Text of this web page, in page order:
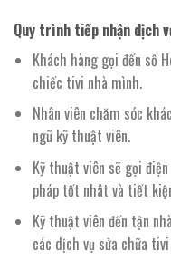
Quy trình tiếp nhận dịch
Khách hàng gọi đến số
chiếc tivi nhà mình.
Nhân viên chăm sóc
ngũ kỹ thuật viên.
Kỹ thuật viên sẽ gọi
pháp tốt nhât và tiết
Kỹ thuật viên đến tận
các dịch vụ sửa chữa